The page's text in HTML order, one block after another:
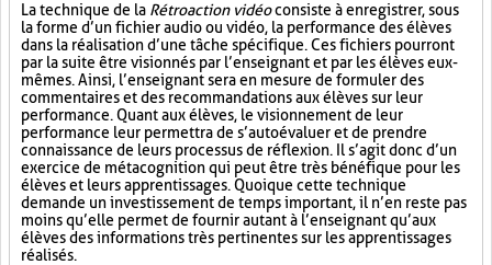
La technique de la Rétroaction vidéoconsiste à enregistrer, sous
la forme d’un fichier audio ou vidéo, la performance des élèves
dans la réalisation d’une tâche spécifique. Ces fichiers pourront
par la suite être visionnés par l’enseignant et par les élèves eux-
mêmes. Ainsi, l’enseignant sera en mesure de formuler des
commentaires et des recommandations aux élèves sur leur
performance. Quant aux élèves, le visionnement de leur
performance leur permettra de s’autoévaluer et de prendre
connaissance de leurs processus de réflexion. Il s’agit donc d’un
exercice de métacognition qui peut être très bénéfique pour les
élèves et leurs apprentissages. Quoique cette technique
demande un investissement de temps important, il n’en reste pas
moins qu’elle permet de fournir autant à l’enseignant qu’aux
élèves des informations très pertinentes sur les apprentissages
réalisés.